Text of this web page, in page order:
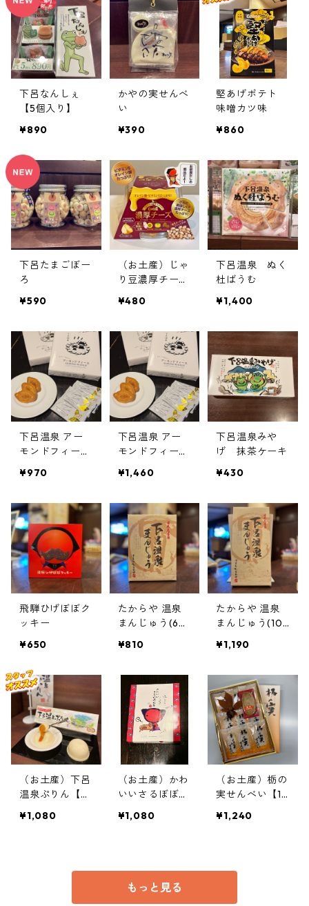
下呂なんしぇ
【5個入り】
¥890
かやの実せんべ
い
¥390
堅あげポテト
味噌カツ味
¥860
下呂たまごぼー
ろ
¥590
（お土産）じゃ
り豆濃厚チーズ
¥480
下呂温泉 ぬく
杜ばうむ
¥1,400
下呂温泉 アー
モンドフィーユ
¥970
下呂温泉 アー
モンドフィーユ
¥1,460
下呂温泉みや
げ 抹茶ケーキ
¥430
飛騨ひげぼぼク
ッキー
¥650
たからや 温泉
まんじゅう(6個
¥810
たからや 温泉
まんじゅう(10
¥1,190
（お土産）下呂
温泉ぷりん【3
¥1,080
（お土産）かわ
いいさるぼぼ伝
＜飛騨限定＞
¥1,080
（お土産）栃の
実せんべい【18
¥1,240
もっと見る